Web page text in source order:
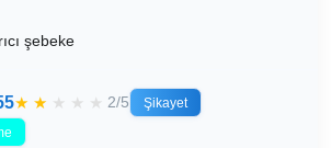
şebeke
★ ★ ★ ★ ★ 2/5
Şikayet